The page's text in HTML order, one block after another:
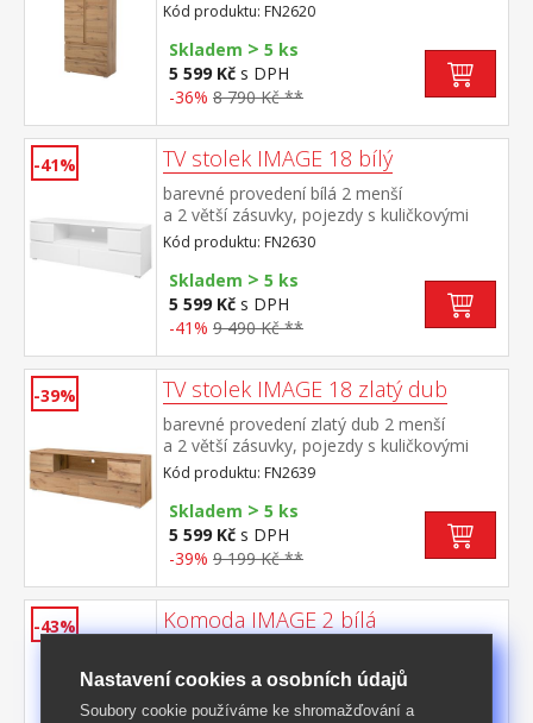
Kód produktu: FN2620
Skladem > 5 ks
5 599 Kč s DPH
-36% 8 790 Kč **
-41% TV stolek IMAGE 18 bílý
barevné provedení bílá 2 menší
a 2 větší zásuvky, pojezdy s kuličkovými
ložisky
Kód produktu: FN2630
Skladem > 5 ks
5 599 Kč s DPH
-41% 9 490 Kč **
-39% TV stolek IMAGE 18 zlatý dub
barevné provedení zlatý dub 2 menší
a 2 větší zásuvky, pojezdy s kuličkovými
ložisky
Kód produktu: FN2639
Skladem > 5 ks
5 599 Kč s DPH
-39% 9 199 Kč **
-43% Komoda IMAGE 2 bílá
zásuvky s kovovými pojezdy
Kód produktu: FN2252
Nastavení cookies a osobních údajů
Soubory cookie používáme ke shromažďování a